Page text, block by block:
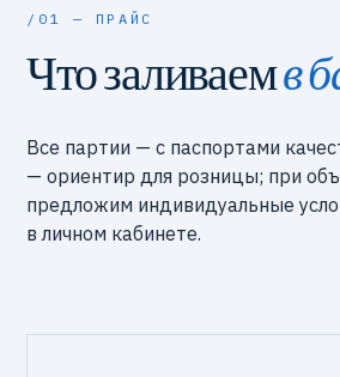
/01 — ПРАЙС
Что заливаемв
Все партии — с паспортами
— ориентир для розницы; при
предложим индивидуальные
в личном кабинете.